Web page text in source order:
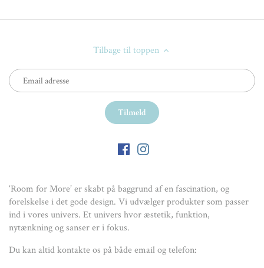
Tilbage til toppen
‘Room for More’ er skabt på baggrund af en fascination, og
forelskelse i det gode design. Vi udvælger produkter som passer
ind i vores univers. Et univers hvor æstetik, funktion,
nytænkning og sanser er i fokus.
Du kan altid kontakte os på både email og telefon: